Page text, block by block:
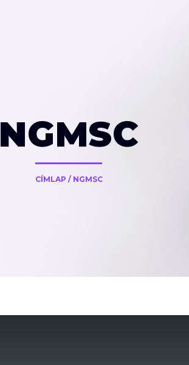
NGMSC
CÍMLAP / NGMSC